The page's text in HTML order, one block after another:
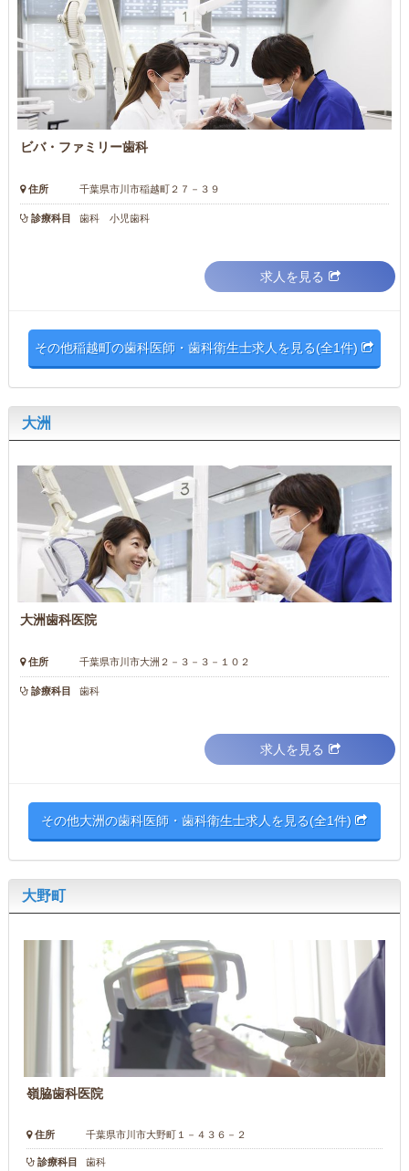
ビバ・ファミリー歯科
住所 千葉県市川市稲越町２７－３９
診療科目 歯科 小児歯科
求人を見る
その他稲越町の歯科医師・歯科衛生士求人を見る(全1件)
大洲
大洲歯科医院
住所 千葉県市川市大洲２－３－３－１０２
診療科目 歯科
求人を見る
その他大洲の歯科医師・歯科衛生士求人を見る(全1件)
大野町
嶺脇歯科医院
住所 千葉県市川市大野町１－４３６－２
診療科目 歯科